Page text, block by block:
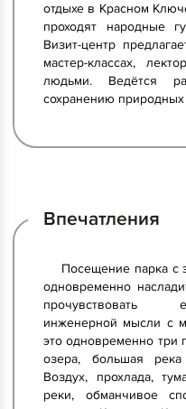
отдыхе в Красном
проходят народные
Визит-центр
мастер-классах,
людьми. Ведётся
сохранению
Впечатления
Посещение парка с
одновременно
прочувствовать
инженерной мысли с
это одновременно
озера, большая
Воздух, прохлада,
реки, обманчивое